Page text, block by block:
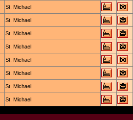
St. Michael
St. Michael
St. Michael
St. Michael
St. Michael
St. Michael
St. Michael
St. Michael